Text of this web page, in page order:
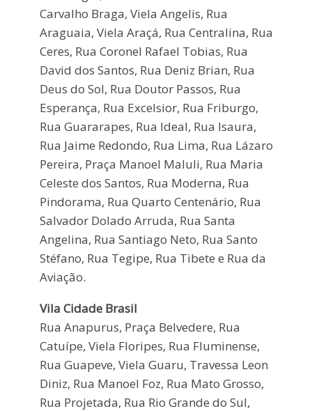
Carvalho Braga, Viela Angelis, Rua
Araguaia, Viela Araçá, Rua Centralina, Rua
Ceres, Rua Coronel Rafael Tobias, Rua
David dos Santos, Rua Deniz Brian, Rua
Deus do Sol, Rua Doutor Passos, Rua
Esperança, Rua Excelsior, Rua Friburgo,
Rua Guararapes, Rua Ideal, Rua Isaura,
Rua Jaime Redondo, Rua Lima, Rua Lázaro
Pereira, Praça Manoel Maluli, Rua Maria
Celeste dos Santos, Rua Moderna, Rua
Pindorama, Rua Quarto Centenário, Rua
Salvador Dolado Arruda, Rua Santa
Angelina, Rua Santiago Neto, Rua Santo
Stéfano, Rua Tegipe, Rua Tibete e Rua da
Aviação.
Vila Cidade Brasil
Rua Anapurus, Praça Belvedere, Rua
Catuípe, Viela Floripes, Rua Fluminense,
Rua Guapeve, Viela Guaru, Travessa Leon
Diniz, Rua Manoel Foz, Rua Mato Grosso,
Rua Projetada, Rua Rio Grande do Sul,